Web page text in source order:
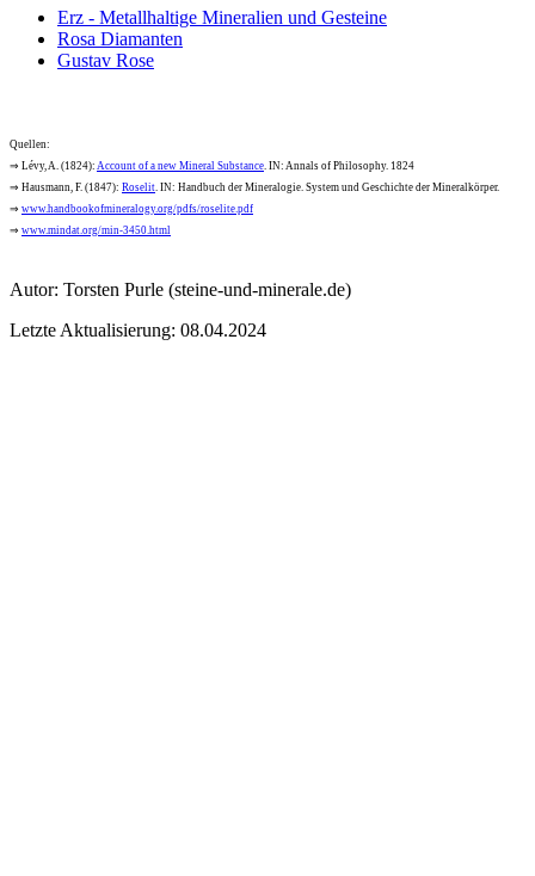
Erz - Metallhaltige Mineralien und Gesteine
Rosa Diamanten
Gustav Rose
Quellen:
⇒ Lévy, A. (1824): Account of a new Mineral Substance. IN: Annals of Philosophy. 1824
⇒ Hausmann, F. (1847): Roselit. IN: Handbuch der Mineralogie. System und Geschichte der Mineralkörper.
⇒ www.handbookofmineralogy.org/pdfs/roselite.pdf
⇒ www.mindat.org/min-3450.html
Autor: Torsten Purle (steine-und-minerale.de)
Letzte Aktualisierung: 08.04.2024